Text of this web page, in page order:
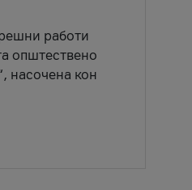
работи
општествено
насочена кон